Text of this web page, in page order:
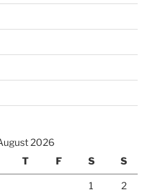
2026
T F S S
1
2